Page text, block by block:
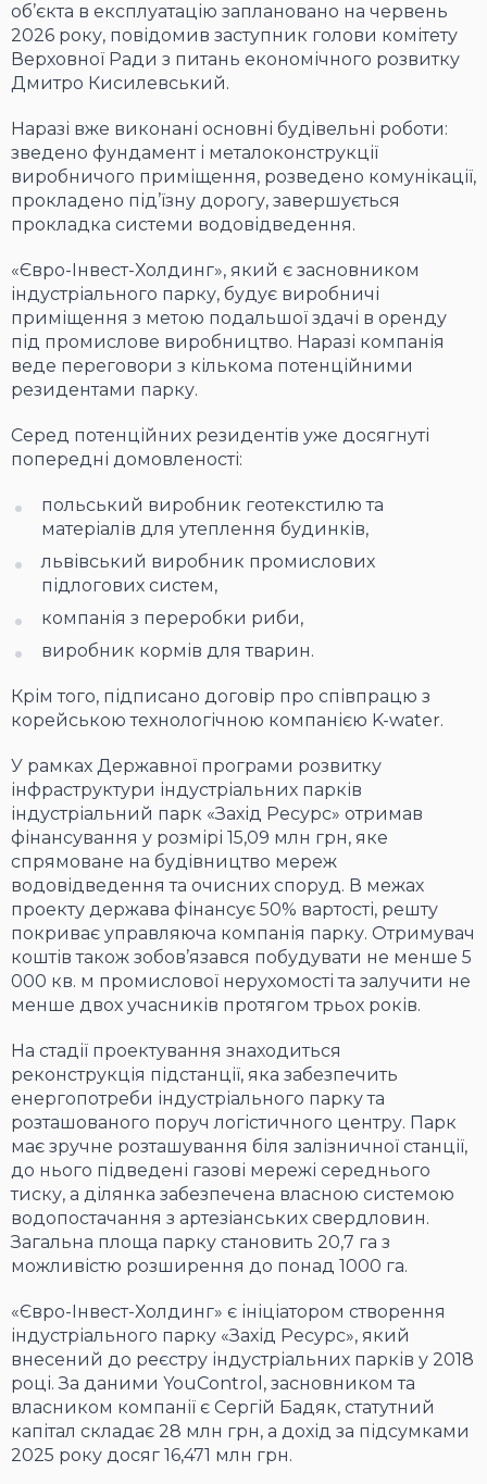
об’єкта в експлуатацію заплановано на червень
2026 року, повідомив заступник голови комітету
Верховної Ради з питань економічного розвитку
Дмитро Кисилевський.
Наразі вже виконані основні будівельні роботи:
зведено фундамент і металоконструкції
виробничого приміщення, розведено комунікації,
прокладено під’їзну дорогу, завершується
прокладка системи водовідведення.
«Євро-Інвест-Холдинг», який є засновником
індустріального парку, будує виробничі
приміщення з метою подальшої здачі в оренду
під промислове виробництво. Наразі компанія
веде переговори з кількома потенційними
резидентами парку.
Серед потенційних резидентів уже досягнуті
попередні домовленості:
польський виробник геотекстилю та
матеріалів для утеплення будинків,
львівський виробник промислових
підлогових систем,
компанія з переробки риби,
виробник кормів для тварин.
Крім того, підписано договір про співпрацю з
корейською технологічною компанією K-water.
У рамках Державної програми розвитку
інфраструктури індустріальних парків
індустріальний парк «Захід Ресурс» отримав
фінансування у розмірі 15,09 млн грн, яке
спрямоване на будівництво мереж
водовідведення та очисних споруд. В межах
проекту держава фінансує 50% вартості, решту
покриває управляюча компанія парку. Отримувач
коштів також зобов’язався побудувати не менше 5
000 кв. м промислової нерухомості та залучити не
менше двох учасників протягом трьох років.
На стадії проектування знаходиться
реконструкція підстанції, яка забезпечить
енергопотреби індустріального парку та
розташованого поруч логістичного центру. Парк
має зручне розташування біля залізничної станції,
до нього підведені газові мережі середнього
тиску, а ділянка забезпечена власною системою
водопостачання з артезіанських свердловин.
Загальна площа парку становить 20,7 га з
можливістю розширення до понад 1000 га.
«Євро-Інвест-Холдинг» є ініціатором створення
індустріального парку «Захід Ресурс», який
внесений до реєстру індустріальних парків у 2018
році. За даними YouControl, засновником та
власником компанії є Сергій Бадяк, статутний
капітал складає 28 млн грн, а дохід за підсумками
2025 року досяг 16,471 млн грн.